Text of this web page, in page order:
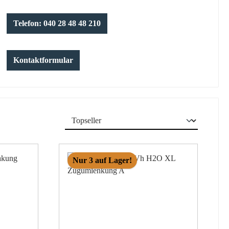
Telefon: 040 28 48 48 210
Kontaktformular
Nur 3 auf Lager!